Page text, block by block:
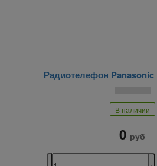
Радиотелефон Panasonic
В наличии
0 руб